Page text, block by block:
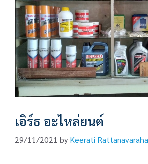
เอิร์ธ อะไหล่ยนต์
29/11/2021 by Keerati Rattanavaraha